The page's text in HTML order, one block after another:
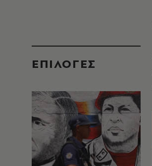
EΠΙΛΟΓΈΣ